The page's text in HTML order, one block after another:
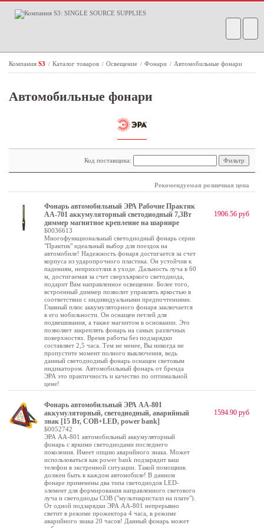
Компания S3 / Каталог товаров / Освещение / Фонари / Автомобильные фонари
Автомобильные фонари
Код поставщика:
Рекомендуемая розничная цена
Фонарь автомобильный ЭРА Рабочие Практик
AA-701 аккумуляторный светодиодный 7,3Вт
диммер магнитное крепление на шарнире
Б0036613
Многофункциональный светодиодный фонарь серии
"Практик" идеальный выбор для поездок на
автомобиле! Надежность фонаря достигается за счет
корпуса из ударопрочного пластика. Он устойчив к
падениям, неприхотлив в уходе. Дальность луча в 60
м, достигаемая за счет сверхъяркого светодиода,
подарит Вам направленное освещение. Более того,
встроенный диммер позволит управлять яркостью в
соответствии с индивидуальными предпочтениями.
Главный плюс аккумуляторного фонаря заключается
в его мобильности. Он оснащен петлей для
подвешивания, а также магнитом в основании. Это
позволяет закреплять фонарь на самых различных
поверхностях. Время работы без подзарядки
составляет 2,5 часа. Тем не менее, Вы никогда не
пропустите момент полного выключения, ведь
данный светодиодный фонарь оснащен световым
индикатором. Автомобильный фонарь от бренда
ЭРА это практичность и качество по оптимальной
цене!
1906.56 руб
Фонарь автомобильный ЭРА AA-801
аккумуляторный, светодиодный, аварийный
знак [15 Вт, COB+LED, power bank]
Б0052742
ЭРА АА-801 автомобильный аккумуляторный
фонарь с яркими светодиодами последнего
поколения. Имеет опцию аварийного знака. Может
использоваться как power bank подзарядит ваш
телефон в экстренной ситуации. Такой помощник
должен быть в каждом автомобиле! В данном
фонаре применены два типа светодиодов LED-
элемент для формирования направленного светового
луча и светодиоды COB ("мультикристалл на плате").
От одной подзарядки ЭРА AA-801 непрерывно
светит в режиме прожектора 4 часа, в режиме
аварийного знака 20 часов! Данный фонарь может
1594.90 руб